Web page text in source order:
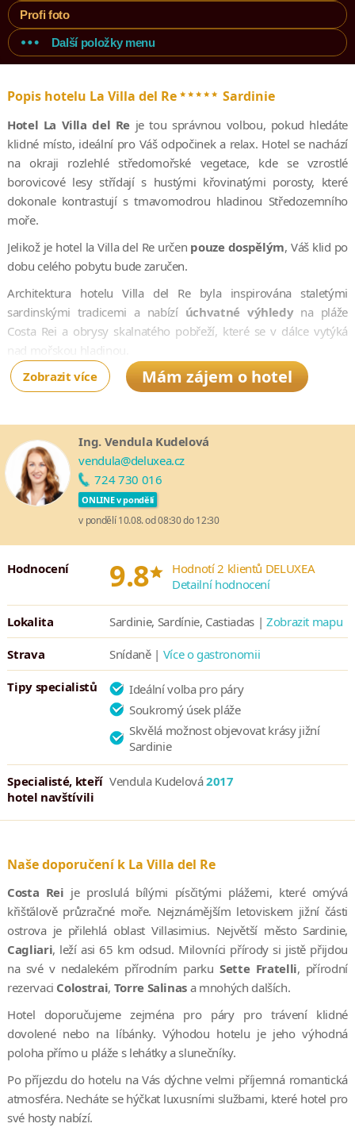
Profi foto
Další položky menu
Popis hotelu La Villa del Re***** Sardinie
Hotel La Villa del Re je tou správnou volbou, pokud hledáte
klidné místo, ideální pro Váš odpočinek a relax. Hotel se nachází
na okraji rozlehlé středomořské vegetace, kde se vzrostlé
borovicové lesy střídají s hustými křovinatými porosty, které
dokonale kontrastují s tmavomodrou hladinou Středozemního
moře.
Jelikož je hotel la Villa del Re určen pouze dospělým, Váš klid po
dobu celého pobytu bude zaručen.
Architektura hotelu Villa del Re byla inspirována staletými
sardinskými tradicemi a nabízí úchvatné výhledyna pláže
Costa Rei a obrysy skalnatého pobřeží, které se v dálce vytýká
nad mořskou hladinou.
K hotelu přiléhá soukromá pláž s jemným bílým pískem, kterou
omývají křišťálově čisté vody. Zajisté si oblíbíte i relaxaci na
jsou vyhrazené pro hotelové hosty.
K dokonalému pocitu luxusu přispívá
okrajem, jehož hladina se jakoby plynule propojuje s tou
mořskou. U bazénu se rovněž nachází bar, ve kterém se můžete
osvěžit vyváženými koktejly, drinky anebo lehkým občerstvením,
Milovníci kvalitní
gastronomiesi tedy rozhodně přijdou na své.
Středomořská kuchyně, kterou si můžete vychutnat v krásné
restauraci, která shlíží na pěstěnou zahradu a romantické pobřeží.
Jen stěží naleznete lepší místo pro romantickou večeři ve dvou.
Jelikož je hotel určený pouze dospělým, nebudete ničím rušeni.
Zobrazit více Mám zájem o hotel
Ing. Vendula Kudelová
vendula@deluxea.cz
724 730 016
ONLINE v pondělí
v pondělí 10.08. od 08:30 do 12:30
Hodnocení 9.8* Hodnotí 2 klientů DELUXEA
Detailní hodnocení
Lokalita Sardinie, Sardínie, Castiadas | Zobrazit mapu
Strava Snídaně | Více o gastronomii
Tipy specialistů
Ideální volba pro páry
Soukromý úsek pláže
Skvělá možnost objevovat krásy jižní
Sardinie
Specialisté, kteří
hotel navštívili
Vendula Kudelová2017
Naše doporučení k La Villa del Re
Costa Rei je proslulá bílými písčitými plážemi, které omývá
křišťálově průzračné moře. Nejznámějším letoviskem jižní části
ostrova je přilehlá oblast Villasimius. Největší město Sardinie,
Cagliari, leží asi 65 km odsud. Milovníci přírody si jistě přijdou
na své v nedalekém přírodním parku Sette Fratelli, přírodní
rezervaci Colostrai, Torre Salinas a mnohých dalších.
Hotel doporučujeme zejména pro páry pro trávení klidné
dovolené nebo na líbánky. Výhodou hotelu je jeho výhodná
poloha přímo u pláže s lehátky a slunečníky.
Po příjezdu do hotelu na Vás dýchne velmi příjemná romantická
atmosféra. Necháte se hýčkat luxusními službami, které hotel pro
své hosty nabízí.